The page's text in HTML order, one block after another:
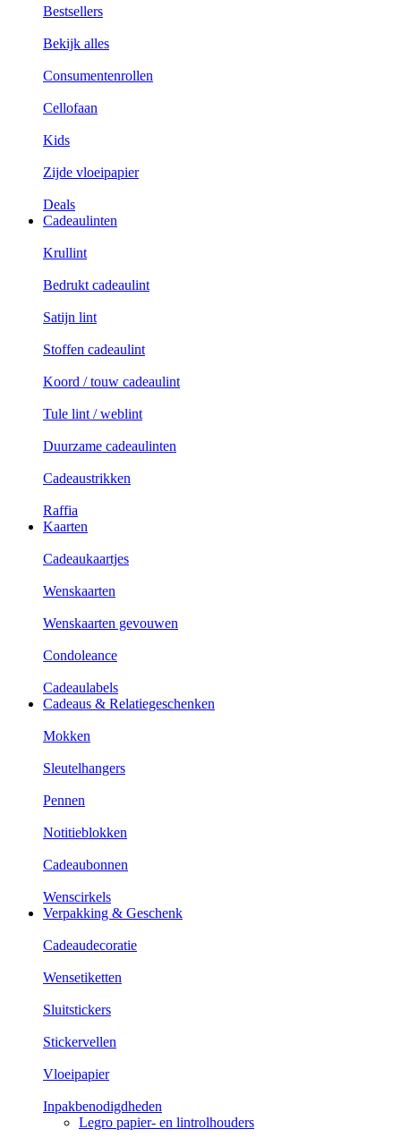
Bestsellers
Bekijk alles
Consumentenrollen
Cellofaan
Kids
Zijde vloeipapier
Deals
Cadeaulinten
Krullint
Bedrukt cadeaulint
Satijn lint
Stoffen cadeaulint
Koord / touw cadeaulint
Tule lint / weblint
Duurzame cadeaulinten
Cadeaustrikken
Raffia
Kaarten
Cadeaukaartjes
Wenskaarten
Wenskaarten gevouwen
Condoleance
Cadeaulabels
Cadeaus & Relatiegeschenken
Mokken
Sleutelhangers
Pennen
Notitieblokken
Cadeaubonnen
Wenscirkels
Verpakking & Geschenk
Cadeaudecoratie
Wensetiketten
Sluitstickers
Stickervellen
Vloeipapier
Inpakbenodigdheden
Legro papier- en lintrolhouders